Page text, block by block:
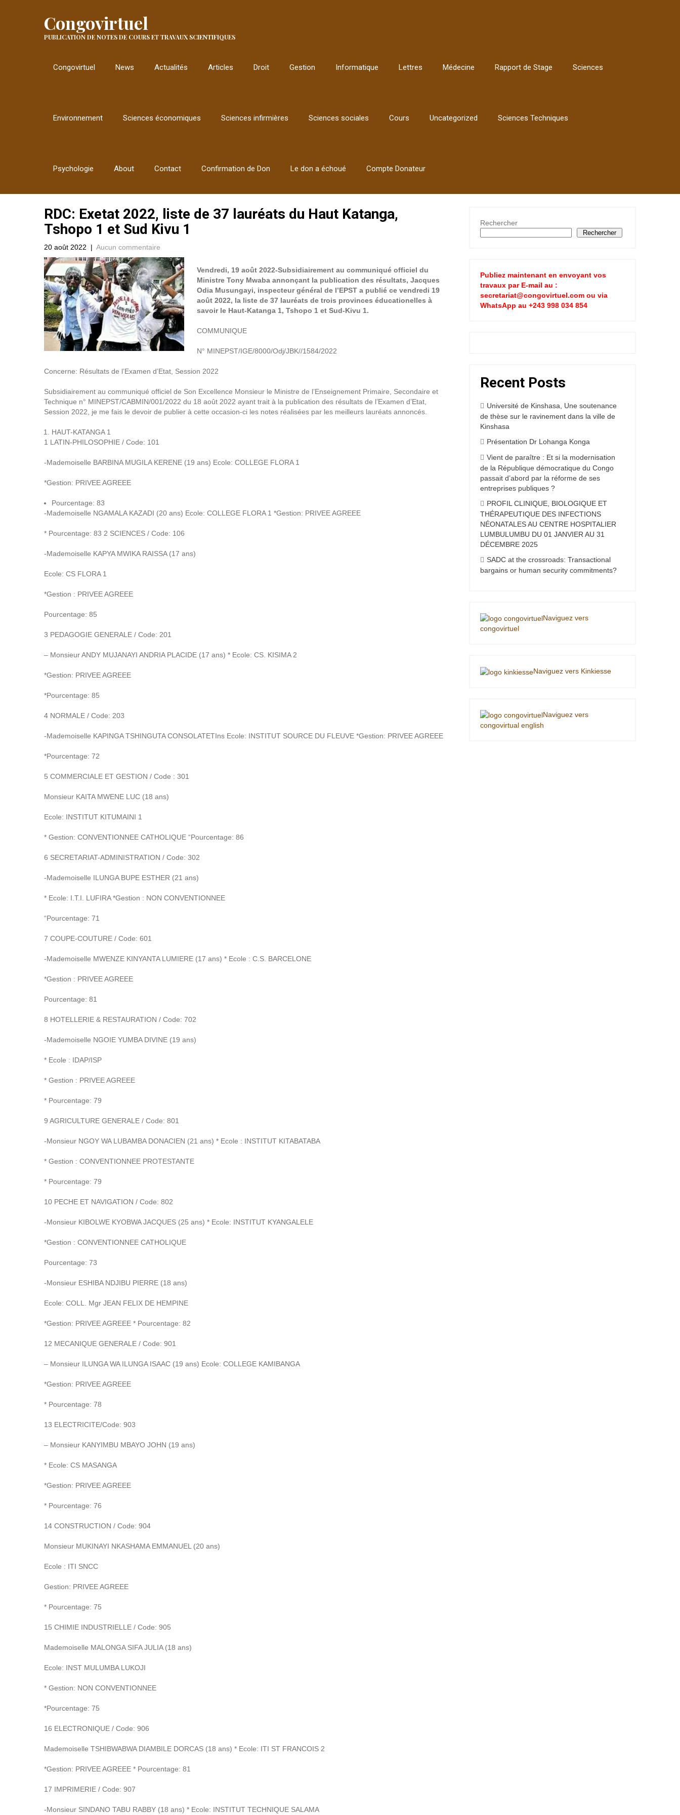
Congovirtuel
PUBLICATION DE NOTES DE COURS ET TRAVAUX SCIENTIFIQUES
Congovirtuel News Actualités Articles Droit Gestion Informatique Lettres Médecine Rapport de Stage Sciences
Environnement Sciences économiques Sciences infirmières Sciences sociales Cours Uncategorized Sciences Techniques
Psychologie About Contact Confirmation de Don Le don a échoué Compte Donateur
RDC: Exetat 2022, liste de 37 lauréats du Haut Katanga,
Tshopo 1 et Sud Kivu 1
20 août 2022 | Aucun commentaire
Vendredi, 19 août 2022-Subsidiairement au communiqué officiel du
Ministre Tony Mwaba annonçant la publication des résultats, Jacques
Odia Musungayi, inspecteur général de l’EPST a publié ce vendredi 19
août 2022, la liste de 37 lauréats de trois provinces éducationelles à
savoir le Haut-Katanga 1, Tshopo 1 et Sud-Kivu 1.
COMMUNIQUE
N° MINEPST/IGE/8000/Odj/JBK//1584/2022
Concerne: Résultats de l’Examen d’Etat, Session 2022
Subsidiairement au communiqué officiel de Son Excellence Monsieur le Ministre de l’Enseignement Primaire, Secondaire et
Technique n° MINEPST/CABMIN/001/2022 du 18 août 2022 ayant trait à la publication des résultats de l’Examen d’Etat,
Session 2022, je me fais le devoir de publier à cette occasion-ci les notes réalisées par les meilleurs lauréats annoncés.
HAUT-KATANGA 1
1 LATIN-PHILOSOPHIE / Code: 101
-Mademoiselle BARBINA MUGILA KERENE (19 ans) Ecole: COLLEGE FLORA 1
*Gestion: PRIVEE AGREEE
Pourcentage: 83
-Mademoiselle NGAMALA KAZADI (20 ans) Ecole: COLLEGE FLORA 1 *Gestion: PRIVEE AGREEE
* Pourcentage: 83 2 SCIENCES / Code: 106
-Mademoiselle KAPYA MWIKA RAISSA (17 ans)
Ecole: CS FLORA 1
*Gestion : PRIVEE AGREEE
Pourcentage: 85
3 PEDAGOGIE GENERALE / Code: 201
– Monsieur ANDY MUJANAYI ANDRIA PLACIDE (17 ans) * Ecole: CS. KISIMA 2
*Gestion: PRIVEE AGREEE
*Pourcentage: 85
4 NORMALE / Code: 203
-Mademoiselle KAPINGA TSHINGUTA CONSOLATETIns Ecole: INSTITUT SOURCE DU FLEUVE *Gestion: PRIVEE AGREEE
*Pourcentage: 72
5 COMMERCIALE ET GESTION / Code : 301
Monsieur KAITA MWENE LUC (18 ans)
Ecole: INSTITUT KITUMAINI 1
* Gestion: CONVENTIONNEE CATHOLIQUE “Pourcentage: 86
6 SECRETARIAT-ADMINISTRATION / Code: 302
-Mademoiselle ILUNGA BUPE ESTHER (21 ans)
* Ecole: I.T.I. LUFIRA *Gestion : NON CONVENTIONNEE
“Pourcentage: 71
7 COUPE-COUTURE / Code: 601
-Mademoiselle MWENZE KINYANTA LUMIERE (17 ans) * Ecole : C.S. BARCELONE
*Gestion : PRIVEE AGREEE
Pourcentage: 81
8 HOTELLERIE & RESTAURATION / Code: 702
-Mademoiselle NGOIE YUMBA DIVINE (19 ans)
* Ecole : IDAP/ISP
* Gestion : PRIVEE AGREEE
* Pourcentage: 79
9 AGRICULTURE GENERALE / Code: 801
-Monsieur NGOY WA LUBAMBA DONACIEN (21 ans) * Ecole : INSTITUT KITABATABA
* Gestion : CONVENTIONNEE PROTESTANTE
* Pourcentage: 79
10 PECHE ET NAVIGATION / Code: 802
-Monsieur KIBOLWE KYOBWA JACQUES (25 ans) * Ecole: INSTITUT KYANGALELE
*Gestion : CONVENTIONNEE CATHOLIQUE
Pourcentage: 73
-Monsieur ESHIBA NDJIBU PIERRE (18 ans)
Ecole: COLL. Mgr JEAN FELIX DE HEMPINE
*Gestion: PRIVEE AGREEE * Pourcentage: 82
12 MECANIQUE GENERALE / Code: 901
– Monsieur ILUNGA WA ILUNGA ISAAC (19 ans) Ecole: COLLEGE KAMIBANGA
*Gestion: PRIVEE AGREEE
* Pourcentage: 78
13 ELECTRICITE/Code: 903
– Monsieur KANYIMBU MBAYO JOHN (19 ans)
* Ecole: CS MASANGA
*Gestion: PRIVEE AGREEE
* Pourcentage: 76
14 CONSTRUCTION / Code: 904
Monsieur MUKINAYI NKASHAMA EMMANUEL (20 ans)
Ecole : ITI SNCC
Gestion: PRIVEE AGREEE
* Pourcentage: 75
15 CHIMIE INDUSTRIELLE / Code: 905
Mademoiselle MALONGA SIFA JULIA (18 ans)
Ecole: INST MULUMBA LUKOJI
* Gestion: NON CONVENTIONNEE
*Pourcentage: 75
16 ELECTRONIQUE / Code: 906
Mademoiselle TSHIBWABWA DIAMBILE DORCAS (18 ans) * Ecole: ITI ST FRANCOIS 2
*Gestion: PRIVEE AGREEE * Pourcentage: 81
17 IMPRIMERIE / Code: 907
-Monsieur SINDANO TABU RABBY (18 ans) * Ecole: INSTITUT TECHNIQUE SALAMA
Rechercher
Rechercher
Publiez maintenant en envoyant vos
travaux par E-mail au :
secretariat@congovirtuel.com ou via
WhatsApp au +243 998 034 854
Recent Posts
Université de Kinshasa, Une soutenance
de thèse sur le ravinement dans la ville de
Kinshasa
Présentation Dr Lohanga Konga
Vient de paraître : Et si la modernisation
de la République démocratique du Congo
passait d’abord par la réforme de ses
entreprises publiques ?
PROFIL CLINIQUE, BIOLOGIQUE ET
THÉRAPEUTIQUE DES INFECTIONS
NÉONATALES AU CENTRE HOSPITALIER
LUMBULUMBU DU 01 JANVIER AU 31
DÉCEMBRE 2025
SADC at the crossroads: Transactional
bargains or human security commitments?
Naviguez vers
congovirtuel
Naviguez vers Kinkiesse
Naviguez vers
congovirtual english